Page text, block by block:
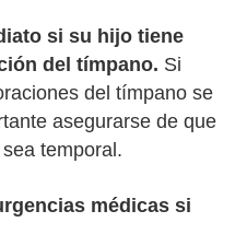
si su hijo tiene
del tímpano. Si
del tímpano se
asegurarse de que
temporal.
médicas si